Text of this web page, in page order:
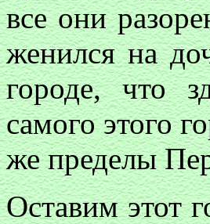
все они
женился на
городе, что
самого этого
же пределы
Оставим этот